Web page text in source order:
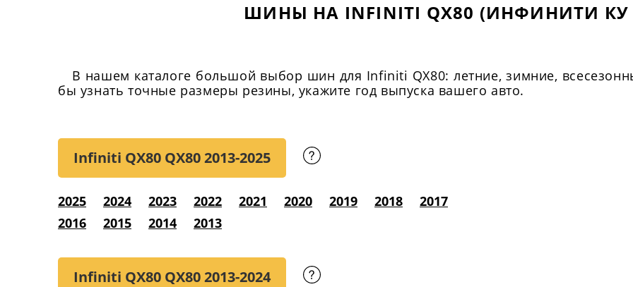
ШИНЫ НА INFINITI QX80 (ИНФИНИТИ КУ
В нашем каталоге большой выбор шин для Infiniti QX80: летние, зимние,
бы узнать точные размеры резины, укажите год выпуска вашего авто.
Infiniti QX80 QX802013-2025
2025 2024 2023 2022 2021 2020 2019 2018
2017
2016
2015 2014 2013
Infiniti QX80 QX802013-2024